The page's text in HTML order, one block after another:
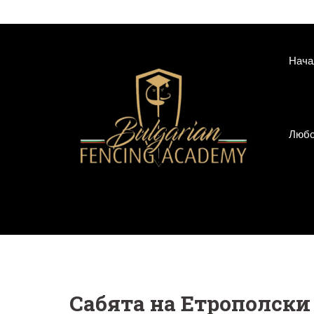
to
Сабята на Етрополски